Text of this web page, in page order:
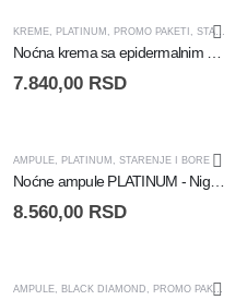
KREME, PLATINUM , PROMO PAKETI , STARENJE I BORE
7.840,00 RSD
AMPULE, PLATINUM , STARENJE I BORE
Noćne ampule PLATINUM - Night Renew - 30 ampula
8.560,00 RSD
AMPULE, BLACK DIAMOND , PROMO PAKETI